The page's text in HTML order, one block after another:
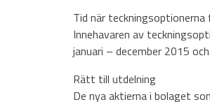
Tid när
Innehavaren av
januari – december 2015
Rätt till utdelning
De nya aktierna i bolaget